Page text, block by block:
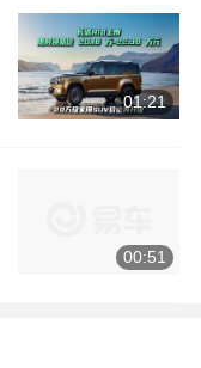
01:21
00:51